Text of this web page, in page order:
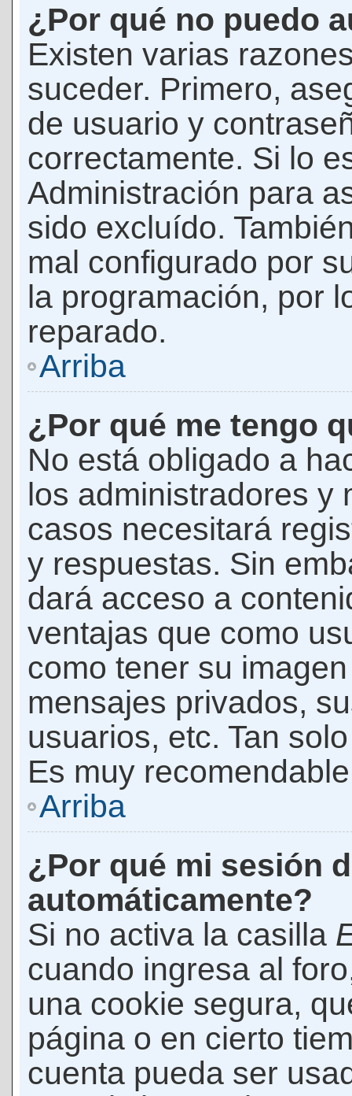
¿Por qué no puedo
Existen varias
suceder. Primero,
de usuario y
correctamente. Si lo
Administración para
sido excluído.
mal configurado por
la programación, por
reparado.
Arriba
¿Por qué me tengo
No está obligado a
los administradores y
casos necesitará
y respuestas. Sin
dará acceso a
ventajas que como
como tener su
mensajes privados,
usuarios, etc. Tan
Es muy
Arriba
¿Por qué mi sesión
automáticamente?
Si no activa la casilla
cuando ingresa al
una cookie segura,
página o en cierto
cuenta pueda ser